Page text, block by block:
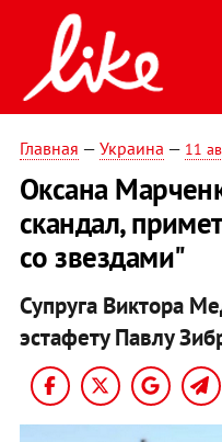
Главная — Украина — 11
Оксана
скандал,
со звездами"
Супруга Виктора
эстафету Павлу